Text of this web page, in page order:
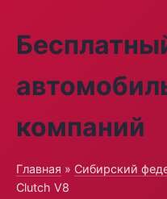
компаний
Главная » Сибирский
Clutch V8